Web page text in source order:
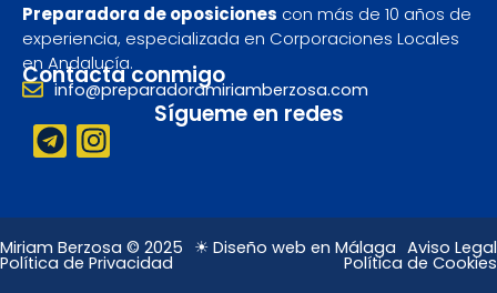
Preparadora de oposiciones con más de 10 años de
experiencia, especializada en Corporaciones Locales
en Andalucía.
Contacta conmigo
info@preparadoramiriamberzosa.com
Sígueme en redes
T
e
e
g
r
I
n
t
a
g
Miriam Berzosa © 2025 ☀ Diseño web en Málaga Aviso Legal
Política de Privacidad Política de Cookies